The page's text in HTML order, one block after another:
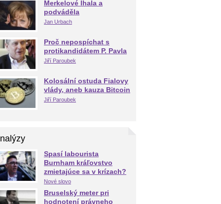
Merkelové lhala a
podváděla
Jan Urbach
Proč nepospíchat s
protikandidátem P. Pavla
Jiří Paroubek
Kolosální ostuda Fialovy
vlády, aneb kauza Bitcoin
Jiří Paroubek
Spasí labourista
Burnham kráľovstvo
zmietajúce sa v krízach?
Nové slovo
Bruselský meter pri
hodnotení právneho